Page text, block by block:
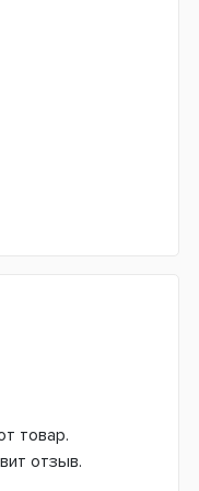
товар.
отзыв.